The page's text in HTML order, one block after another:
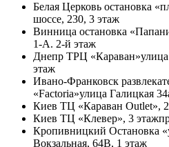
Белая Церковь остановка
шоссе, 230, 3 этаж
Винница остановка
1-А. 2-й этаж
Днепр ТРЦ «Караван»
этаж
Ивано-Франковск
«Factoria»улица Галицкая
Киев ТЦ «Караван Outlet»,
Киев ТЦ «Клевер», 3 этаж
Кропивницкий Остановка
Вокзальная, 64В, 1 этаж